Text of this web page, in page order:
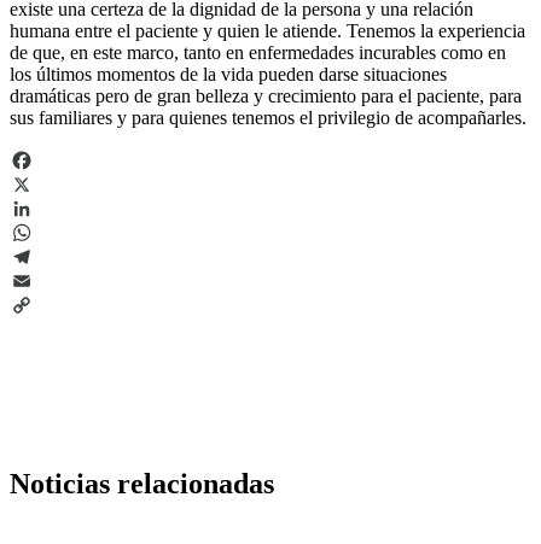
existe una certeza de la dignidad de la persona y una relación
humana entre el paciente y quien le atiende. Tenemos la experiencia
de que, en este marco, tanto en enfermedades incurables como en
los últimos momentos de la vida pueden darse situaciones
dramáticas pero de gran belleza y crecimiento para el paciente, para
sus familiares y para quienes tenemos el privilegio de acompañarles.
Facebook
X
LinkedIn
WhatsApp
Telegram
Email
Noticias relacionadas